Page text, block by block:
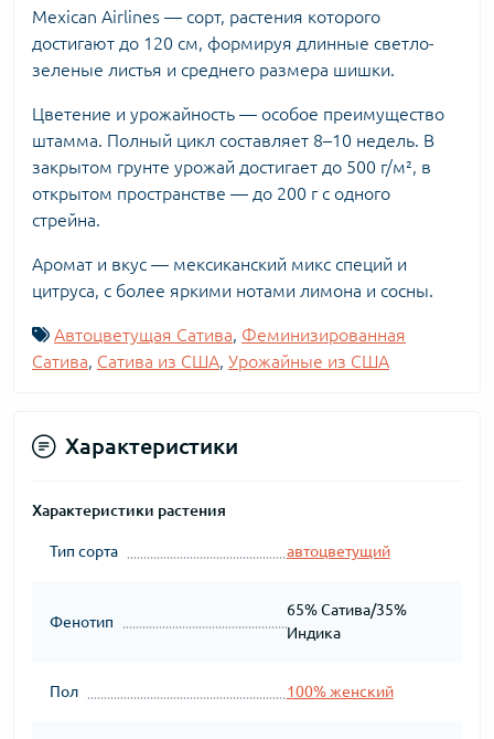
Mexican Airlines — сорт, растения которого
достигают до 120 см, формируя длинные светло-
зеленые листья и среднего размера шишки.
Цветение и урожайность — особое преимущество
штамма. Полный цикл составляет 8–10 недель. В
закрытом грунте урожай достигает до 500 г/м², в
открытом пространстве — до 200 г с одного
стрейна.
Аромат и вкус — мексиканский микс специй и
цитруса, с более яркими нотами лимона и сосны.
Автоцветущая Сатива, Феминизированная
Сатива, Сатива из США, Урожайные из США
Характеристики
Характеристики растения
Тип сорта автоцветущий
Фенотип
65% Сатива/35%
Индика
Пол 100% женский